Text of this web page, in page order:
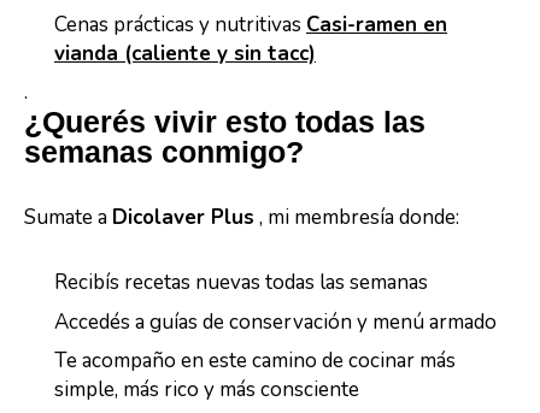
Cenas prácticas y nutritivas Casi-ramen en
vianda (caliente y sin tacc)
.
¿Querés vivir esto todas las
semanas conmigo?
Sumate a Dicolaver Plus , mi membresía donde:
Recibís recetas nuevas todas las semanas
Accedés a guías de conservación y menú armado
Te acompaño en este camino de cocinar más
simple, más rico y más consciente